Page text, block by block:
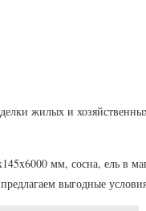
жилых и
мм, сосна, ель в
выгодные